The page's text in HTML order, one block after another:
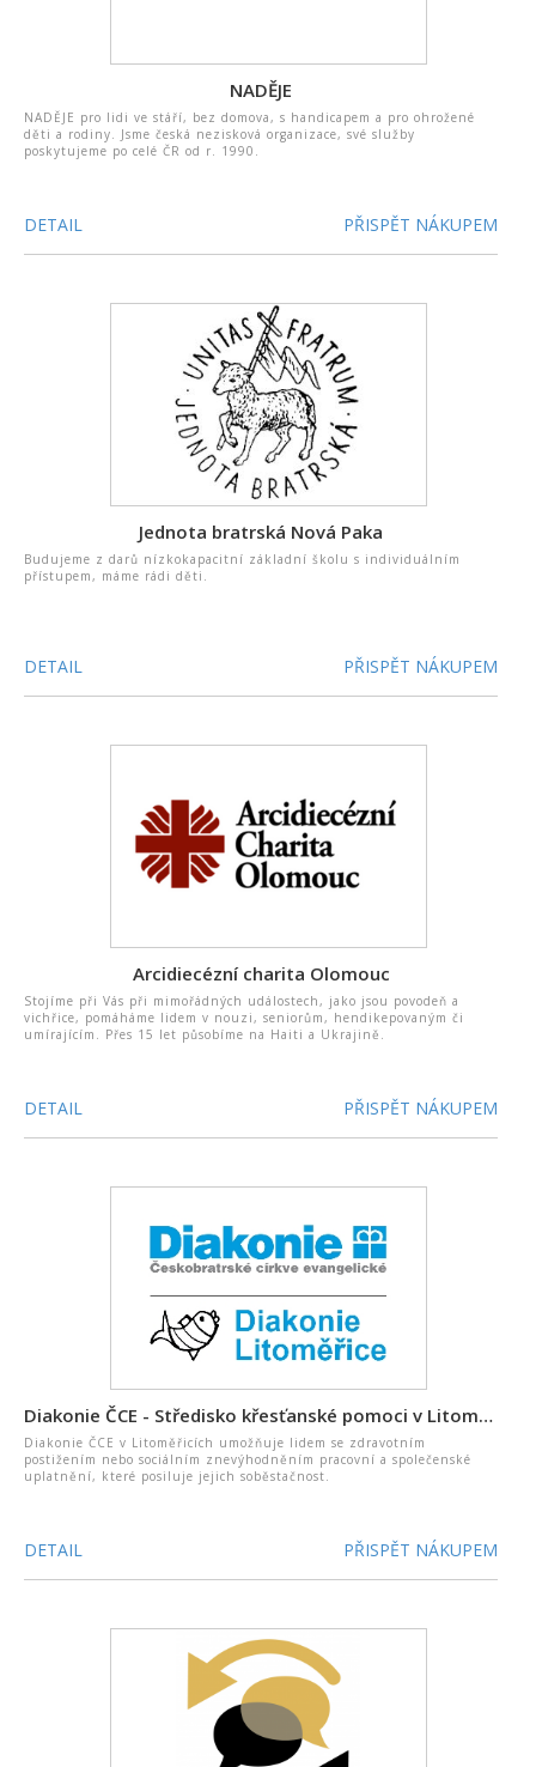
NADĚJE
NADĚJE pro lidi ve stáří, bez domova, s handicapem a pro ohrožené
děti a rodiny. Jsme česká nezisková organizace, své služby
poskytujeme po celé ČR od r. 1990.
DETAIL PŘISPĚT NÁKUPEM
Jednota bratrská Nová Paka
Budujeme z darů nízkokapacitní základní školu s individuálním
přístupem, máme rádi děti.
DETAIL PŘISPĚT NÁKUPEM
Arcidiecézní charita Olomouc
Stojíme při Vás při mimořádných událostech, jako jsou povodeň a
vichřice, pomáháme lidem v nouzi, seniorům, hendikepovaným či
umírajícím. Přes 15 let působíme na Haiti a Ukrajině.
DETAIL PŘISPĚT NÁKUPEM
Diakonie ČCE - Středisko křesťanské pomoci v Litoměřicích
Diakonie ČCE v Litoměřicích umožňuje lidem se zdravotním
postižením nebo sociálním znevýhodněním pracovní a společenské
uplatnění, které posiluje jejich soběstačnost.
DETAIL PŘISPĚT NÁKUPEM